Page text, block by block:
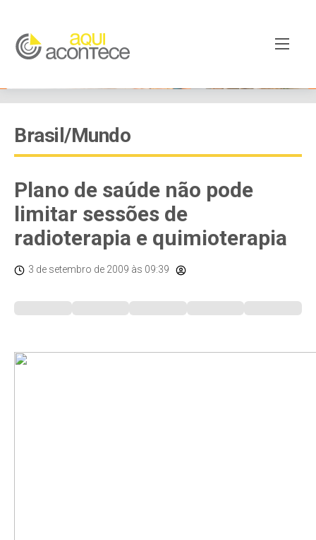
Brasil/Mundo
Plano de saúde não pode
limitar sessões de
radioterapia e quimioterapia
3 de setembro de 2009 às 09:39